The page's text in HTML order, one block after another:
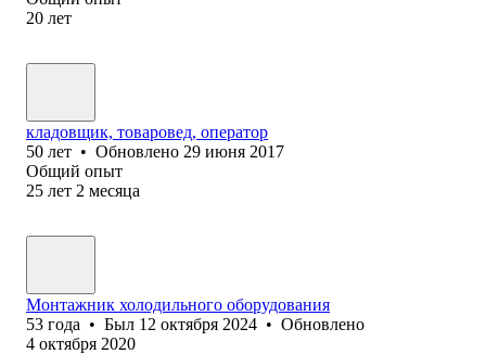
20 лет
кладовщик, товаровед, оператор
50 лет • Обновлено 29 июня 2017
Общий опыт
25 лет 2 месяца
Монтажник холодильного оборудования
53 года • Был 12 октября 2024 • Обновлено
4 октября 2020